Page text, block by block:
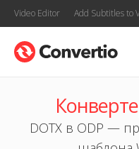
Video Editor Add Subtitles to
DOTX в ODP —